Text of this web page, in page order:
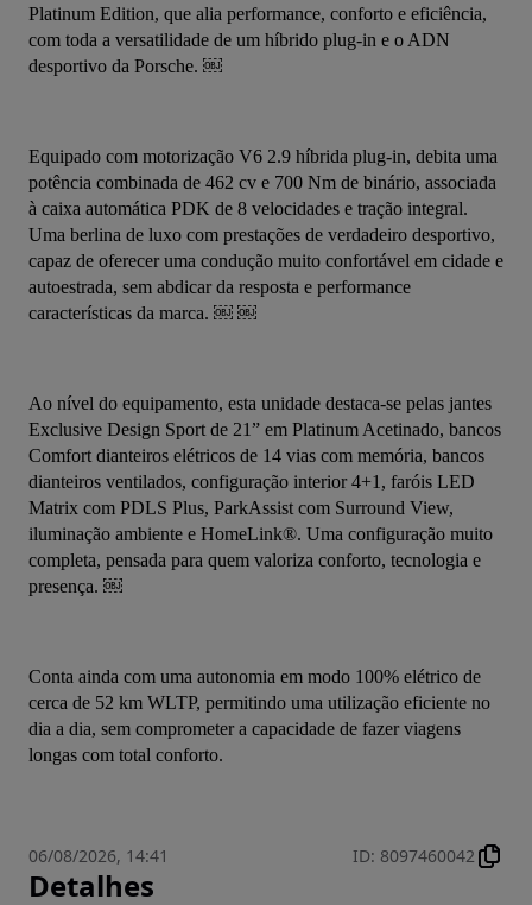
Platinum Edition, que alia performance, conforto e eficiência,
com toda a versatilidade de um híbrido plug-in e o ADN
desportivo da Porsche. ￼
Equipado com motorização V6 2.9 híbrida plug-in, debita uma
potência combinada de 462 cv e 700 Nm de binário, associada
à caixa automática PDK de 8 velocidades e tração integral.
Uma berlina de luxo com prestações de verdadeiro desportivo,
capaz de oferecer uma condução muito confortável em cidade e
autoestrada, sem abdicar da resposta e performance
características da marca. ￼ ￼
Ao nível do equipamento, esta unidade destaca-se pelas jantes
Exclusive Design Sport de 21” em Platinum Acetinado, bancos
Comfort dianteiros elétricos de 14 vias com memória, bancos
dianteiros ventilados, configuração interior 4+1, faróis LED
Matrix com PDLS Plus, ParkAssist com Surround View,
iluminação ambiente e HomeLink®. Uma configuração muito
completa, pensada para quem valoriza conforto, tecnologia e
presença. ￼
Conta ainda com uma autonomia em modo 100% elétrico de
cerca de 52 km WLTP, permitindo uma utilização eficiente no
dia a dia, sem comprometer a capacidade de fazer viagens
longas com total conforto.
06/08/2026, 14:41 ID: 8097460042
Detalhes